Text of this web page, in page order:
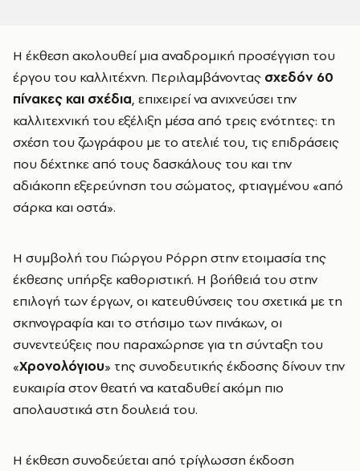
Η έκθεση ακολουθεί μια αναδρομική προσέγγιση του
έργου του καλλιτέχνη. Περιλαμβάνοντας σχεδόν 60
πίνακες και σχέδια, επιχειρεί να ανιχνεύσει την
καλλιτεχνική του εξέλιξη μέσα από τρεις ενότητες: τη
σχέση του ζωγράφου με το ατελιέ του, τις επιδράσεις
που δέχτηκε από τους δασκάλους του και την
αδιάκοπη εξερεύνηση του σώματος, φτιαγμένου «από
σάρκα και οστά».
Η συμβολή του Γιώργου Ρόρρη στην ετοιμασία της
έκθεσης υπήρξε καθοριστική. Η βοήθειά του στην
επιλογή των έργων, οι κατευθύνσεις του σχετικά με τη
σκηνογραφία και το στήσιμο των πινάκων, οι
συνεντεύξεις που παραχώρησε για τη σύνταξη του
«Χρονολόγιου» της συνοδευτικής έκδοσης δίνουν την
ευκαιρία στον θεατή να καταδυθεί ακόμη πιο
απολαυστικά στη δουλειά του.
Η έκθεση συνοδεύεται από τρίγλωσση έκδοση